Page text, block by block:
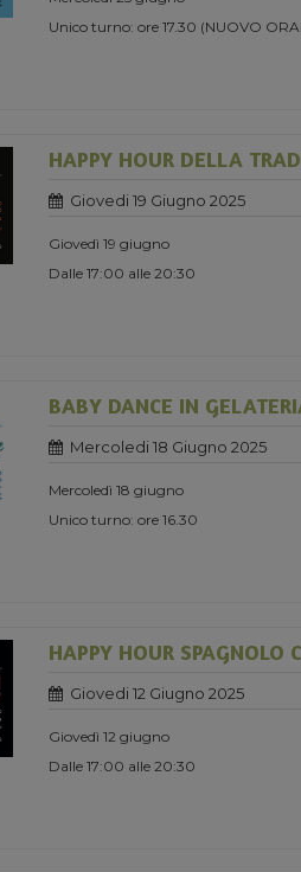
Unico turno: ore 17.30 (NUOVO
HAPPY HOUR DELLA
Giovedi 19 Giugno 2025
Giovedì 19 giugno
Dalle 17:00 alle 20:30
BABY DANCE IN
Mercoledi 18 Giugno 2025
Mercoledì 18 giugno
Unico turno: ore 16.30
HAPPY HOUR SPAGNOLO
Giovedi 12 Giugno 2025
Giovedì 12 giugno
Dalle 17:00 alle 20:30